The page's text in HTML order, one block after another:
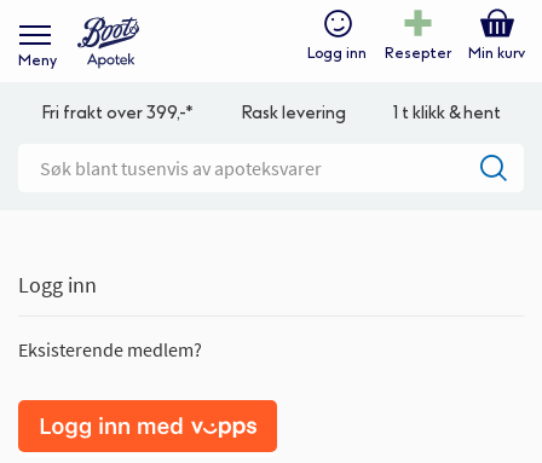
Meny Logg inn Resepter Min kurv
Fri frakt over 399,-* Rask levering 1 t klikk & hent
Logg inn
Eksisterende medlem?